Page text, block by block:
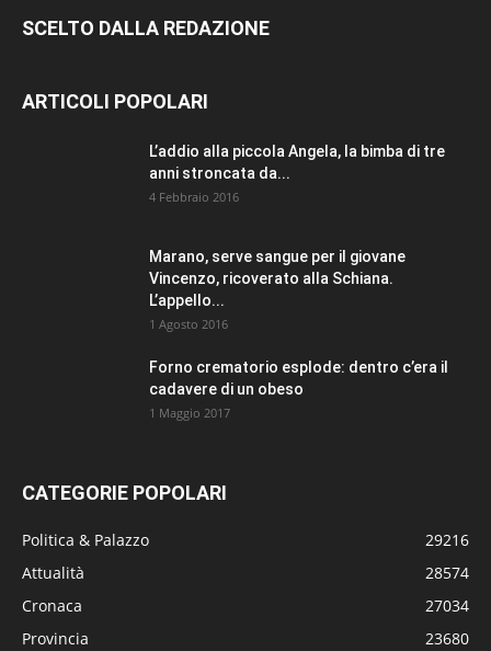
SCELTO DALLA REDAZIONE
ARTICOLI POPOLARI
L’addio alla piccola Angela, la bimba di tre
anni stroncata da...
4 Febbraio 2016
Marano, serve sangue per il giovane
Vincenzo, ricoverato alla Schiana.
L’appello...
1 Agosto 2016
Forno crematorio esplode: dentro c’era il
cadavere di un obeso
1 Maggio 2017
CATEGORIE POPOLARI
Politica & Palazzo
29216
Attualità
28574
Cronaca
27034
Provincia
23680